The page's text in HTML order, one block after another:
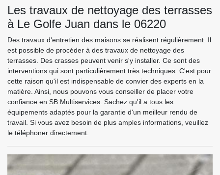
Les travaux de nettoyage des terrasses
à Le Golfe Juan dans le 06220
Des travaux d'entretien des maisons se réalisent régulièrement. Il
est possible de procéder à des travaux de nettoyage des
terrasses. Des crasses peuvent venir s'y installer. Ce sont des
interventions qui sont particulièrement très techniques. C'est pour
cette raison qu'il est indispensable de convier des experts en la
matière. Ainsi, nous pouvons vous conseiller de placer votre
confiance en SB Multiservices. Sachez qu'il a tous les
équipements adaptés pour la garantie d'un meilleur rendu de
travail. Si vous avez besoin de plus amples informations, veuillez
le téléphoner directement.